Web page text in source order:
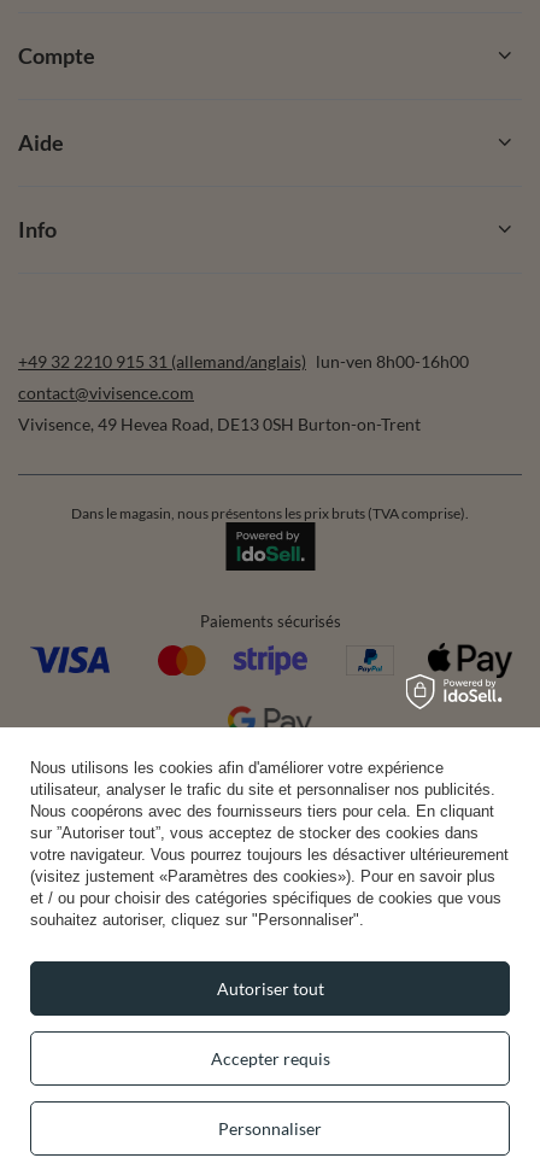
Compte
Aide
Info
+49 32 2210 915 31 (allemand/anglais) lun-ven 8h00-16h00
contact@vivisence.com
Vivisence, 49 Hevea Road, DE13 0SH Burton-on-Trent
Dans le magasin, nous présentons les prix bruts (TVA comprise).
Paiements sécurisés
Livraison pratique
Vous pouvez nous faire confiance
Nous utilisons les cookies afin d'améliorer votre expérience
utilisateur, analyser le trafic du site et personnaliser nos publicités.
Nous coopérons avec des fournisseurs tiers pour cela. En cliquant
sur ”Autoriser tout”, vous acceptez de stocker des cookies dans
votre navigateur. Vous pourrez toujours les désactiver ultérieurement
(visitez justement «Paramètres des cookies»). Pour en savoir plus
et / ou pour choisir des catégories spécifiques de cookies que vous
souhaitez autoriser, cliquez sur "Personnaliser".
Accepter requis
Personnaliser
Autoriser tout